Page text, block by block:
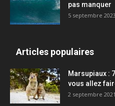
pas manquer
5 septembre 2023
Articles populaires
Marsupiaux :
vous allez
2 septembre 2021